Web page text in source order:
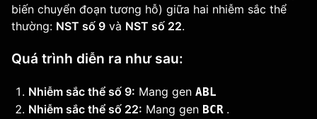
biến chuyển đoạn tương hỗ) giữa hai nhiễm sắc thể
thường: NST số 9 và NST số 22.
Quá trình diễn ra như sau:
Nhiễm sắc thể số 9: Mang gen ABL
Nhiễm sắc thể số 22: Mang gen BCR .